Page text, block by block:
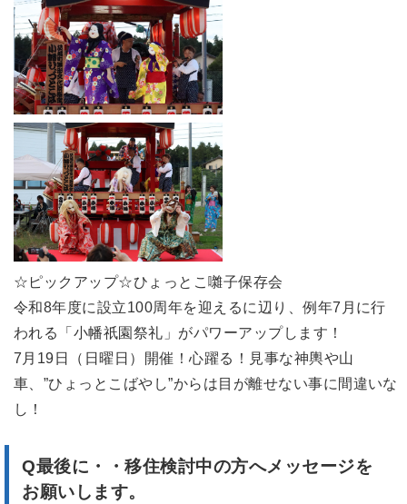
☆ピックアップ☆ひょっとこ囃子保存会
令和8年度に設立100周年を迎えるに辺り、例年7月に行
われる「小幡祇園祭礼」がパワーアップします！
7月19日（日曜日）開催！心躍る！見事な神輿や山
車、”ひょっとこばやし”からは目が離せない事に間違いな
し！
Q最後に・・移住検討中の方へメッセージを
お願いします。